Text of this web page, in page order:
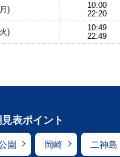
)
10:00
22:20
)
10:49
22:49
表ポイント
園 岡崎 二神島